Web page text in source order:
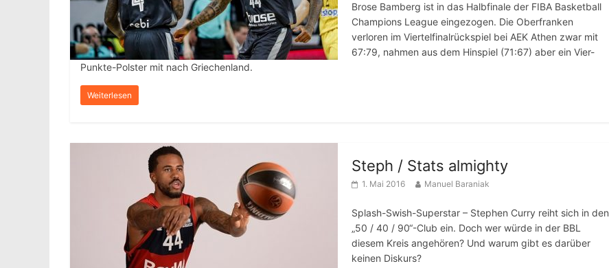
Brose Bamberg ist in das Halbfinale der FIBA Basketball
Champions League eingezogen. Die Oberfranken
verloren im Viertelfinalrückspiel bei AEK Athen zwar mit
67:79, nahmen aus dem Hinspiel (71:67) aber ein Vier-
Punkte-Polster mit nach Griechenland.
Weiterlesen
Steph / Stats almighty
1. Mai 2016 Manuel Baraniak
Splash-Swish-Superstar – Stephen Curry reiht sich in den
„50 / 40 / 90“-Club ein. Doch wer würde in der BBL
diesem Kreis angehören? Und warum gibt es darüber
keinen Diskurs?